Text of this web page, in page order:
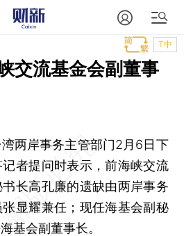
T中
交流基金会副董事
岸事务主管部门2月6日下
者提问时表示，前海峡交流
长高孔廉的遗缺由两岸事务
显耀兼任；现任海基会副秘
基会副董事长。